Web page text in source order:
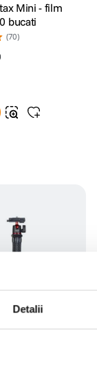
Detalii
Mini - film
bucati
(70)